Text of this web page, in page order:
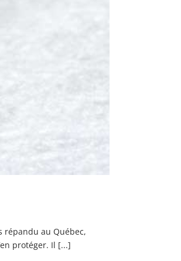
répandu au Québec,
protéger. Il [...]